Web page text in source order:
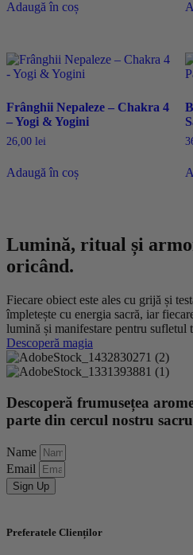
Adaugă în coș
Frânghii Nepaleze – Chakra 4
– Yogi & Yogini
26,00 lei
Adaugă în coș
Lumină, ritual și
oricând.
Fiecare obiect este ales cu grijă și
împletește cu energia sacră, iar
lumină și manifestare pentru sufletul
Descoperă magia
Descoperă frumusețea
parte din cercul nostru
Name
Email
Sign Up
Preferatele Clienților